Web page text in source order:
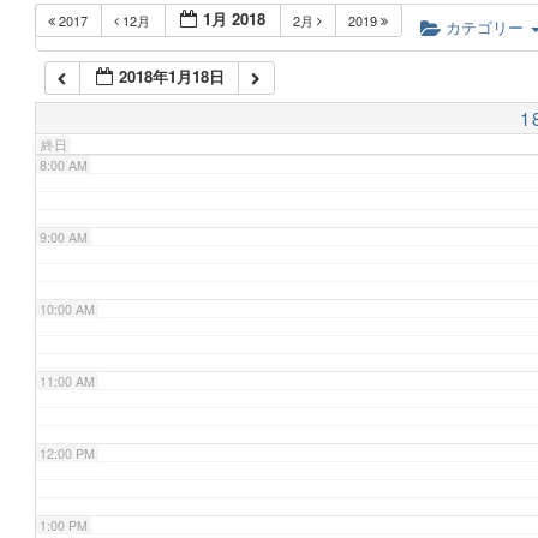
2017 12月 1月 2018 2月 2019 カテゴリー
2018年1月18日
終日
6:00 AM
7:00 AM
8:00 AM
9:00 AM
10:00 AM
11:00 AM
12:00 PM
1:00 PM